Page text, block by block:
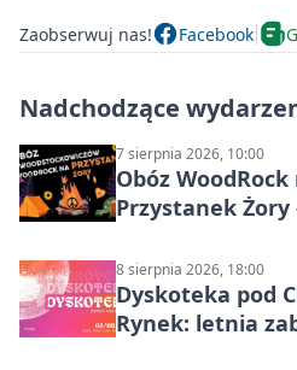
Zaobserwuj nas! Facebook
Nadchodzące
7 sierpnia 2026, 10:00
Obóz
Przystanek
8 sierpnia 2026, 18:00
Dyskoteka pod
Rynek: letnia